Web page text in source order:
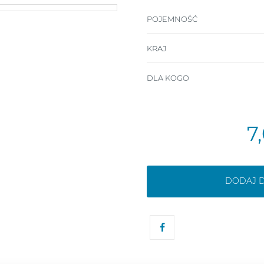
POJEMNOŚĆ
KRAJ
DLA KOGO
DODAJ